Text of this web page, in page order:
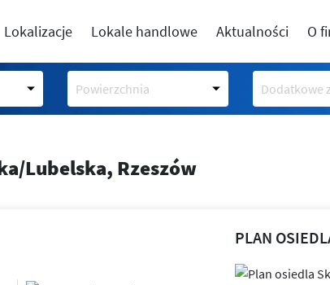
Lokalizacje Lokale handlowe Aktualności O
Powierzchnia Dodatkowe
Lubelska, Rzeszów
PLAN